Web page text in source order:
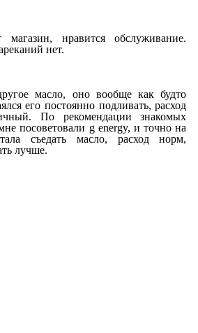
нравится обслуживание.
нет.
масло, оно вообще как будто
его постоянно подливать, расход
По рекомендации знакомых
посоветовали g energy, и точно на
съедать масло, расход норм,
лучше.